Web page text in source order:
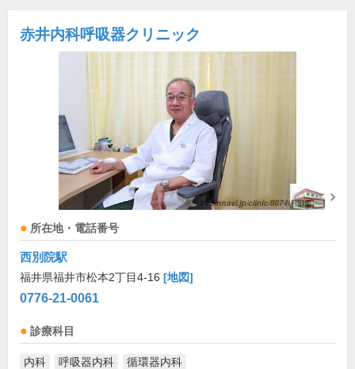
赤井内科呼吸器クリニック
所在地・電話番号
西別院駅
福井県福井市松本2丁目4-16 [地図]
0776-21-0061
診療科目
内科 呼吸器内科 循環器内科